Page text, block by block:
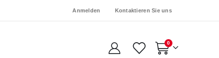
Anmelden Kontaktieren Sie uns
Warenkorb
0Artikel